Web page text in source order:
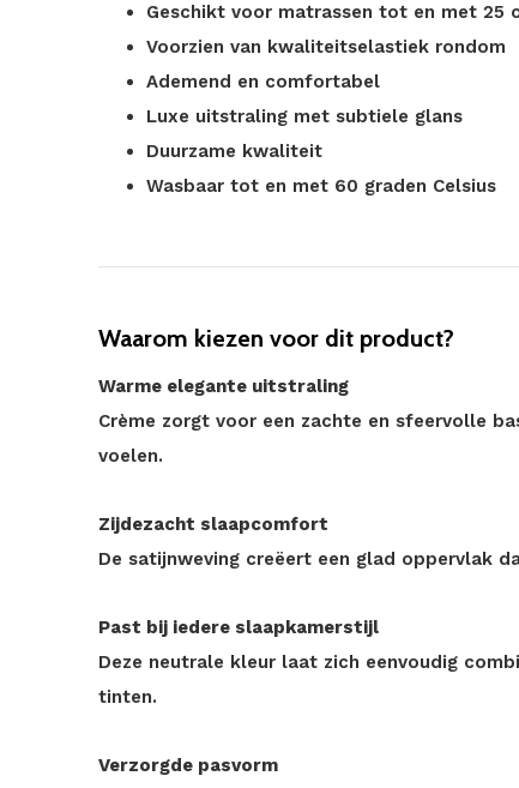
Geschikt voor matrassen tot en met 25
Voorzien van kwaliteitselastiek rondom
Ademend en comfortabel
Luxe uitstraling met subtiele glans
Duurzame kwaliteit
Wasbaar tot en met 60 graden Celsius
Waarom kiezen voor dit product?
Warme elegante uitstraling
Crème zorgt voor een zachte en sfeervolle
voelen.
Zijdezacht slaapcomfort
De satijnweving creëert een glad oppervlak
Past bij iedere slaapkamerstijl
Deze neutrale kleur laat zich eenvoudig
tinten.
Verzorgde pasvorm